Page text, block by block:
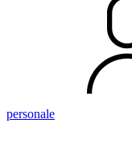
personale